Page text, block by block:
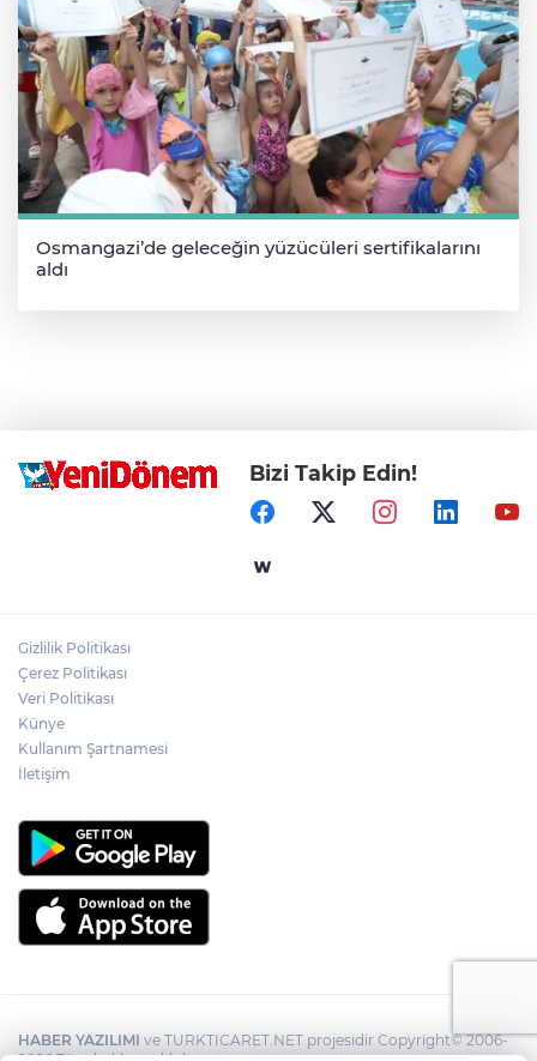
Osmangazi’de geleceğin yüzücüleri sertifikalarını
aldı
Bizi Takip Edin!
Gizlilik Politikası
Çerez Politikası
Veri Politikası
Künye
Kullanım Şartnamesi
İletişim
HABER YAZILIMI ve TURKTICARET.NET projesidir Copyright© 2006-